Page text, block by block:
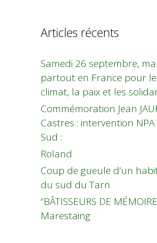
Articles récents
Samedi 26 septembre,
partout en France pour le
climat, la paix et les
Commémoration Jean
Castres : intervention
Sud :
Roland
Coup de gueule d’un
du sud du Tarn
“BÂTISSEURS DE
Marestaing